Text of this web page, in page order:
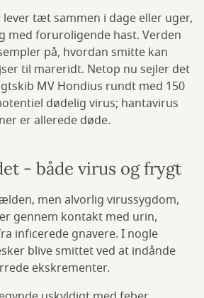
tæt sammen i dage eller uger,
med foruroligende hast. Verden
på, hvordan smitte kan
til mareridt. Netop nu sejler det
MV Hondius rundt med 150
dødelig virus; hantavirus
er allerede døde.
- både virus og frygt
men alvorlig virussygdom,
gennem kontakt med urin,
inficerede gnavere. I nogle
blive smittet ved at indånde
ekskrementer.